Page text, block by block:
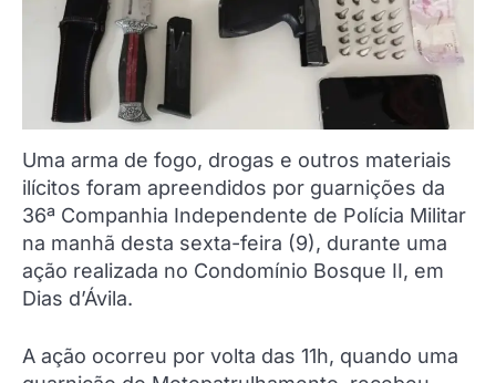
Uma arma de fogo, drogas e outros materiais
ilícitos foram apreendidos por guarnições da
36ª Companhia Independente de Polícia Militar
na manhã desta sexta-feira (9), durante uma
ação realizada no Condomínio Bosque II, em
Dias d’Ávila.
A ação ocorreu por volta das 11h, quando uma